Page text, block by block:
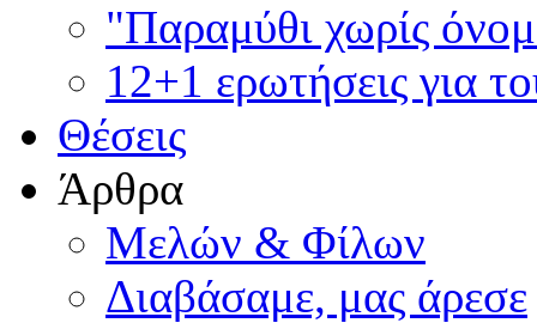
"Παραμύθι χωρίς
12+1 ερωτήσεις για
Θέσεις
Άρθρα
Μελών & Φίλων
Διαβάσαμε, μας άρεσε